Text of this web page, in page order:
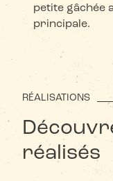
petite gâchée
principale.
RÉALISATIONS
réalisés